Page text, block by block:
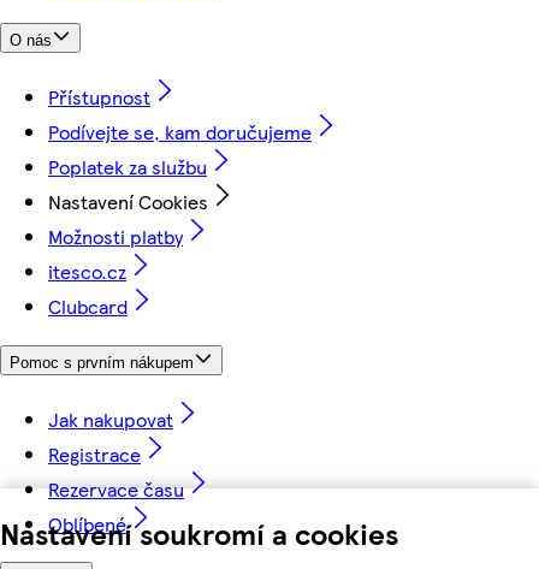
Nastavení soukromí a cookies
O nás
Přístupnost
Podívejte se, kam doručujeme
Poplatek za službu
Nastavení Cookies
Možnosti platby
itesco.cz
Clubcard
Pomoc s prvním nákupem
Jak nakupovat
Registrace
Rezervace času
Oblíbené